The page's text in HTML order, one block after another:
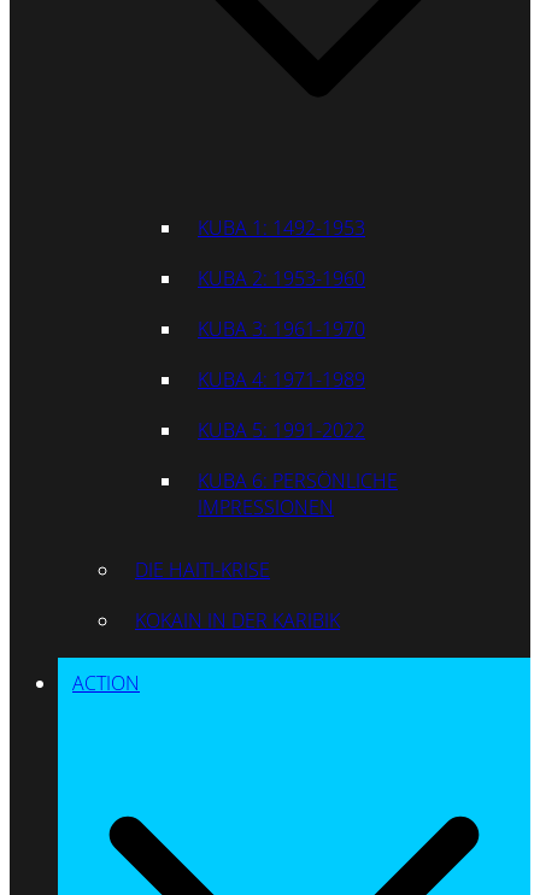
KUBA 1: 1492-1953
KUBA 2: 1953-1960
KUBA 3: 1961-1970
KUBA 4: 1971-1989
KUBA 5: 1991-2022
KUBA 6: PERSÖNLICHE
IMPRESSIONEN
DIE HAITI-KRISE
KOKAIN IN DER KARIBIK
ACTION